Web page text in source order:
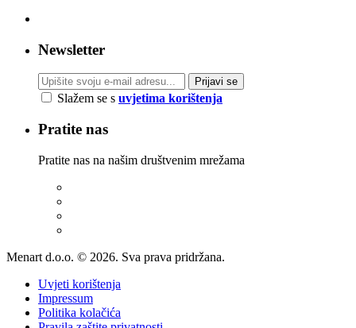
Newsletter
Prijavi se
Slažem se s uvjetima korištenja
Pratite nas
Pratite nas na našim društvenim mrežama
Menart d.o.o. © 2026. Sva prava pridržana.
Uvjeti korištenja
Impressum
Politika kolačića